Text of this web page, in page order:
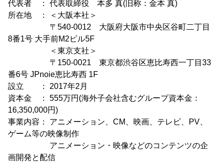
代表者 ： 代表取締役 本多 真(旧称：金本 真)
所在地 ： ＜大阪本社＞
〒540-0012 大阪府大阪市中央区谷町二丁目
8番1号 大手前M2ビル5F
＜東京支社＞
〒150-0021 東京都渋谷区恵比寿西一丁目33
番6号 JPnoie恵比寿西 1F
設立 ： 2017年2月
資本金 ： 555万円(海外子会社含むグループ資本金：
16,350,000円)
事業内容： アニメーション、CM、映画、テレビ、PV、
ゲーム等の映像制作
アニメーション・映像などのコンテンツの企
画開発と配信